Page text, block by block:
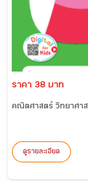
ราคา 38 บาท
คณิตศาสตร์ วิทยาศาส
ดูรายละเอียด